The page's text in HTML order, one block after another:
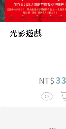
光影遊戲
NT$